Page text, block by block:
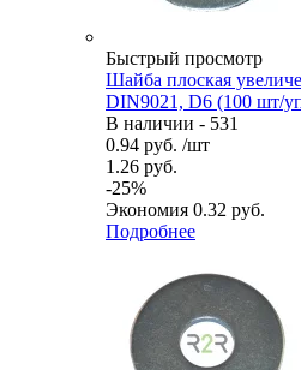
Быстрый просмотр
Шайба плоская
DIN9021, D6 (100 шт/
В наличии - 531
0.94 руб. /шт
1.26 руб.
-25%
Экономия 0.32 руб.
Подробнее